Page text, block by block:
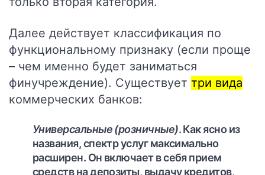
Далее действует классификация по
функциональному признаку (если проще
– чем именно будет заниматься
финучреждение). Существует три вида
коммерческих банков:
Универсальные (розничные). Как ясно из
названия, спектр услуг максимально
расширен. Он включает в себя прием
средств на депозиты, выдачу кредитов,